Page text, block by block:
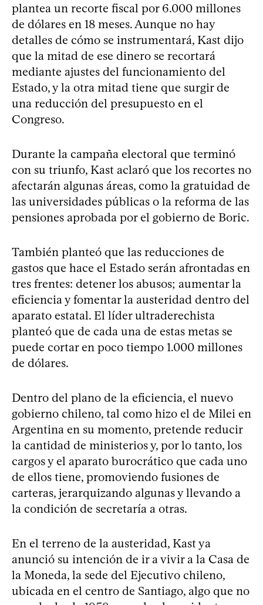
plantea un recorte fiscal por 6.000 millones
de dólares en 18 meses. Aunque no hay
detalles de cómo se instrumentará, Kast dijo
que la mitad de ese dinero se recortará
mediante ajustes del funcionamiento del
Estado, y la otra mitad tiene que surgir de
una reducción del presupuesto en el
Congreso.
Durante la campaña electoral que terminó
con su triunfo, Kast aclaró que los recortes no
afectarán algunas áreas, como la gratuidad de
las universidades públicas o la reforma de las
pensiones aprobada por el gobierno de Boric.
También planteó que las reducciones de
gastos que hace el Estado serán afrontadas en
tres frentes: detener los abusos; aumentar la
eficiencia y fomentar la austeridad dentro del
aparato estatal. El líder ultraderechista
planteó que de cada una de estas metas se
puede cortar en poco tiempo 1.000 millones
de dólares.
Dentro del plano de la eficiencia, el nuevo
gobierno chileno, tal como hizo el de Milei en
Argentina en su momento, pretende reducir
la cantidad de ministerios y, por lo tanto, los
cargos y el aparato burocrático que cada uno
de ellos tiene, promoviendo fusiones de
carteras, jerarquizando algunas y llevando a
la condición de secretaría a otras.
En el terreno de la austeridad, Kast ya
anunció su intención de ir a vivir a la Casa de
la Moneda, la sede del Ejecutivo chileno,
ubicada en el centro de Santiago, algo que no